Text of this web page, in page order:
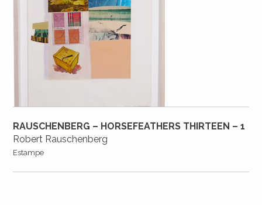
RAUSCHENBERG – HORSEFEATHERS THIRTEEN – 1
Robert Rauschenberg
Estampe